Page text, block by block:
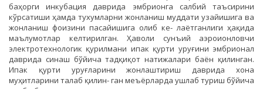
баҳорги инкубация даврида эмбрионга салбий таъсирини
кўрсатиши ҳамда тухумларни жонланиш муддати узайишига ва
жонланиш фоизини пасайишига олиб ке- лаётганлиги ҳақида
маълумотлар келтирилган. Ҳаволи сунъий аэроионловчи
электротехнологик қурилмани ипак қурти уруғини эмбрионал
даврида синаш бўйича тадқиқот натижалари баён қилинган.
Ипак қурти уруғларини жонлаштириш даврида хона
муҳитларини талаб қилин- ган меъёрларда ушлаб туриш бўйича